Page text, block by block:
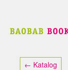
← Katalog